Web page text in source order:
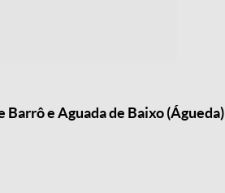
e Aguada de Baixo (Águeda)